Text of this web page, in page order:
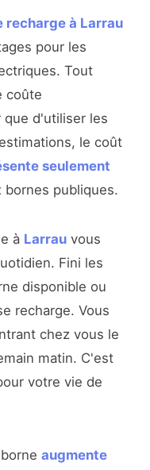
recharge à Larrau
pour les
Tout
coûte
d'utiliser les
le coût
seulement
bornes publiques.
à Larrau vous
Fini les
disponible ou
recharge. Vous
chez vous le
matin. C'est
votre vie de
augmente